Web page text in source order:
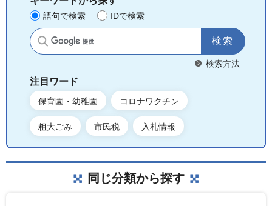
語句で検索 IDで検索
サイト内検索
検索方法
注目ワード
保育園・幼稚園 コロナワクチン
粗大ごみ 市民税 入札情報
同じ分類から探す